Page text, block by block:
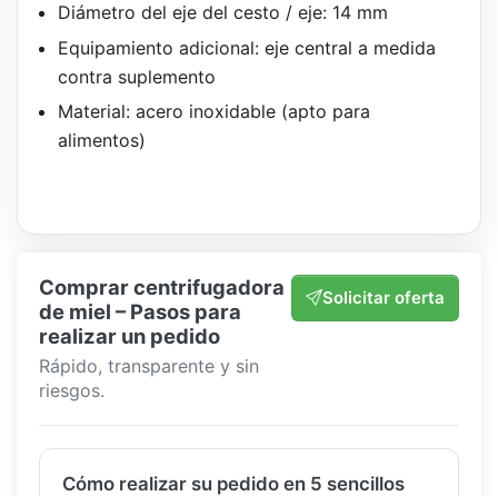
Diámetro del eje del cesto / eje: 14 mm
Equipamiento adicional: eje central a medida
contra suplemento
Material: acero inoxidable (apto para
alimentos)
Comprar centrifugadora
de miel – Pasos para
realizar un pedido
Rápido, transparente y sin
riesgos.
Solicitar oferta
Cómo realizar su pedido en 5 sencillos